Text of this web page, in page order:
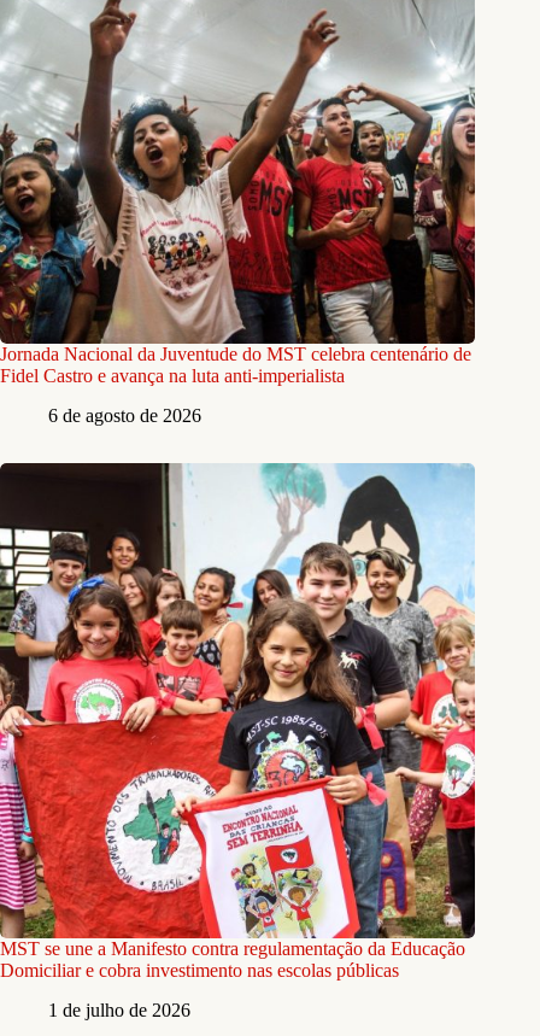
Jornada Nacional da Juventude do MST celebra centenário de
Fidel Castro e avança na luta anti-imperialista
6 de agosto de 2026
MST se une a Manifesto contra regulamentação da Educação
Domiciliar e cobra investimento nas escolas públicas
1 de julho de 2026